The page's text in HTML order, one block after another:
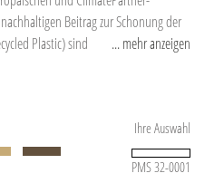
Beitrag zur Schonung der
Plastic) sind
kombiniert werden.
... mehr anzeigen
Ihre Auswahl
PMS 32-0001